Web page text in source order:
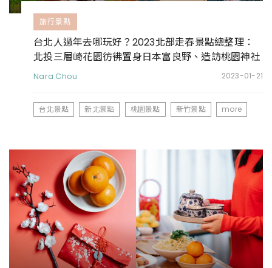
旅行景點
台北人過年去哪玩好？2023北部走春景點總整理：
北投三層崎花園彷彿置身日本富良野、造訪桃園神社
開啟一年好運
Nara Chou 2023-01-21
台北景點 新北景點 桃園景點 新竹景點 more